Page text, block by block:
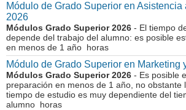
Módulo de Grado Superior en Asistencia
2026
Módulos Grado Superior 2026 - El tiempo
depende del trabajo del alumno: es posible
en menos de 1 año horas
Módulo de Grado Superior en Marketing
Módulos Grado Superior 2026 - Es posible
preparación en menos de 1 año, no obstante
tiempo de estudio es muy dependiente del
alumno horas